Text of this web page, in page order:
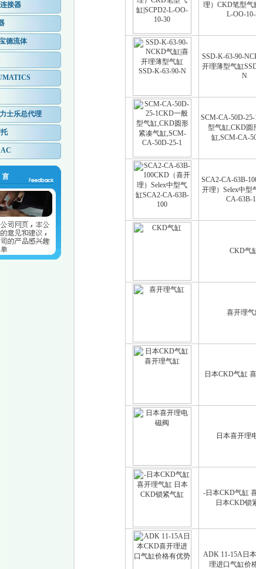
接器
德流体
士乐总代理
理）CKD笔型气
L-OO-
SSD-K-63-90-
开理薄型气缸
N
SCM-CA-50D-
型气缸,CKD圆
缸,SCM-CA-
SCA2-CA-63B-
开理）Selex中型
CA-63B-
CKD气
喜开理
日本CKD气缸
日本喜开理
-日本CKD气缸
日本CKD锁
ADK 11-15A日
理进口气缸价